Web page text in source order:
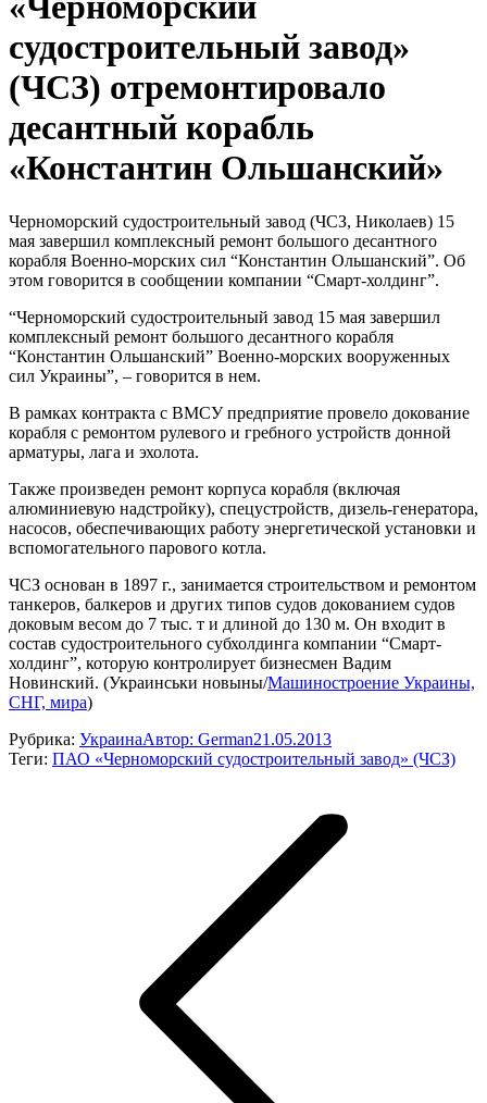
судостроительный завод»
(ЧСЗ) отремонтировало
десантный корабль
«Константин Ольшанский»
Черноморский судостроительный завод (ЧСЗ, Николаев) 15
мая завершил комплексный ремонт большого десантного
корабля Военно-морских сил “Константин Ольшанский”. Об
этом говорится в сообщении компании “Смарт-холдинг”.
“Черноморский судостроительный завод 15 мая завершил
комплексный ремонт большого десантного корабля
“Константин Ольшанский” Военно-морских вооруженных
сил Украины”, – говорится в нем.
В рамках контракта с ВМСУ предприятие провело докование
корабля с ремонтом рулевого и гребного устройств донной
арматуры, лага и эхолота.
Также произведен ремонт корпуса корабля (включая
алюминиевую надстройку), спецустройств, дизель-генератора,
насосов, обеспечивающих работу энергетической установки и
вспомогательного парового котла.
ЧСЗ основан в 1897 г., занимается строительством и ремонтом
танкеров, балкеров и других типов судов докованием судов
доковым весом до 7 тыс. т и длиной до 130 м. Он входит в
состав судостроительного субхолдинга компании “Смарт-
холдинг”, которую контролирует бизнесмен Вадим
Новинский. (Украинськи новыны/Машиностроение Украины,
СНГ, мира)
Рубрика: УкраинаАвтор: German21.05.2013
Теги: ПАО «Черноморский судостроительный завод» (ЧСЗ)